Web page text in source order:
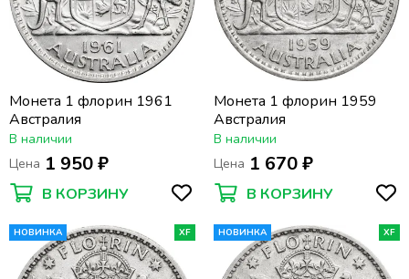
Монета 1 флорин 1961
Австралия
В наличии
Цена 1 950 ₽
В КОРЗИНУ
Монета 1 флорин 1959
Австралия
В наличии
Цена 1 670 ₽
В КОРЗИНУ
НОВИНКА XF НОВИНКА XF